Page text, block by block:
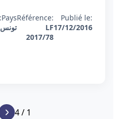
Publié le:
17/12/2016
Référence:
LF
2017/78
Pays:
تونس
1 / 4